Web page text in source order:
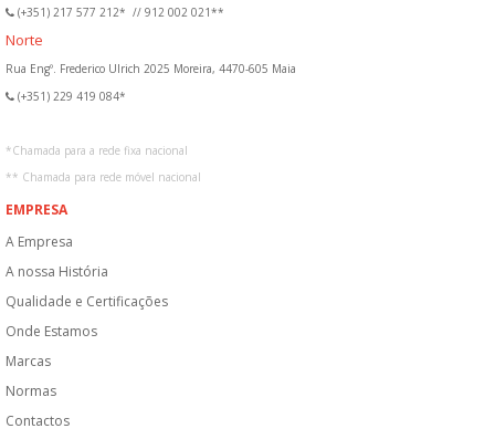
(+351) 217 577 212* // 912 002 021**
Norte
Rua Engº. Frederico Ulrich 2025 Moreira, 4470-605 Maia
(+351) 229 419 084*
*Chamada para a rede fixa nacional
** Chamada para rede móvel nacional
EMPRESA
A Empresa
A nossa História
Qualidade e Certificações
Onde Estamos
Marcas
Normas
Contactos